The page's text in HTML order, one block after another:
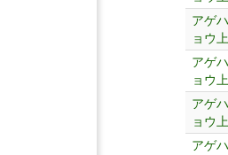
アゲ
ョウ
アゲ
ョウ
アゲ
ョウ
アゲ